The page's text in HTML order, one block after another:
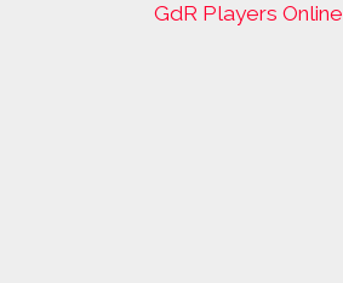
GdR Players Online